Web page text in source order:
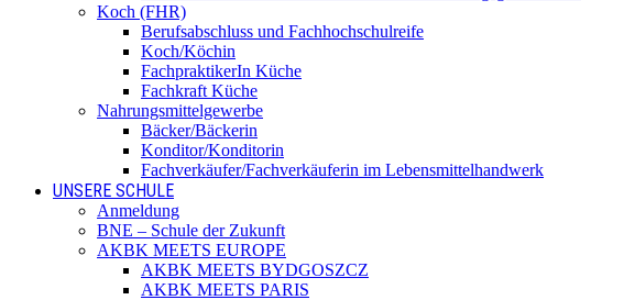
Koch (FHR)
Berufsabschluss und Fachhochschulreife
Koch/Köchin
FachpraktikerIn Küche
Fachkraft Küche
Nahrungsmittelgewerbe
Bäcker/Bäckerin
Konditor/Konditorin
Fachverkäufer/Fachverkäuferin im Lebensmittelhandwerk
UNSERE SCHULE
Anmeldung
BNE – Schule der Zukunft
AKBK MEETS EUROPE
AKBK MEETS BYDGOSZCZ
AKBK MEETS PARIS